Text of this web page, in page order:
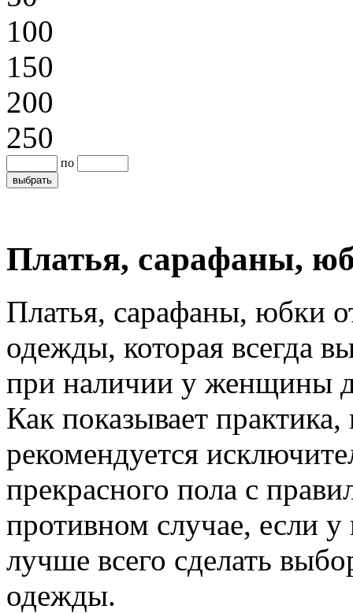
100
150
200
250
по
Платья, сарафаны,
Платья, сарафаны, юбки
одежды, которая всегда
при наличии у женщины
Как показывает
рекомендуется
прекрасного пола с
противном случае, если
лучше всего сделать
одежды.